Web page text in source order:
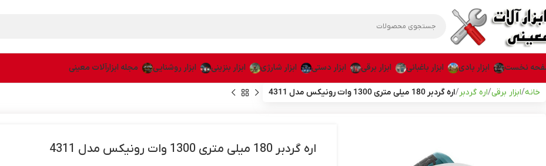
نخست ابزار بادی ابزار باغبانی ابزار برقی ابزار دستی ابزار شارژی ابزار بنزینی ابزار روشنایی مجله ابزارآلات معینی
خانه ابزار برقی اره گردبر اره گردبر 180 میلی متری 1300 وات رونیکس مدل 4311
اره گردبر 180 میلی متری 1300 وات رونیکس مدل 4311